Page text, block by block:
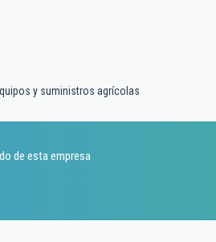
y suministros agrícolas
de esta empresa